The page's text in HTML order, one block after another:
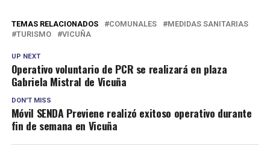
TEMAS RELACIONADOS COMUNALES
MEDIDAS SANITARIAS
TURISMO
VICUÑA
UP NEXT
Operativo voluntario de PCR se realizará en plaza
Gabriela Mistral de Vicuña
DON'T MISS
Móvil SENDA Previene realizó exitoso operativo durante
fin de semana en Vicuña